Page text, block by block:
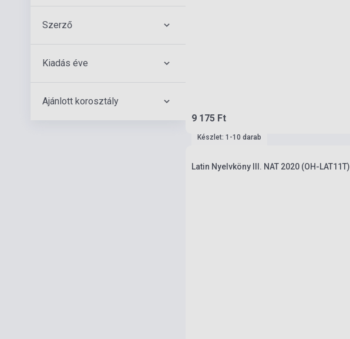
Szerző
Kiadás éve
Ajánlott korosztály
9 175 Ft
Készlet: 1-10 darab
Latin Nyelvköny III. NAT 2020 (OH-LAT11T)